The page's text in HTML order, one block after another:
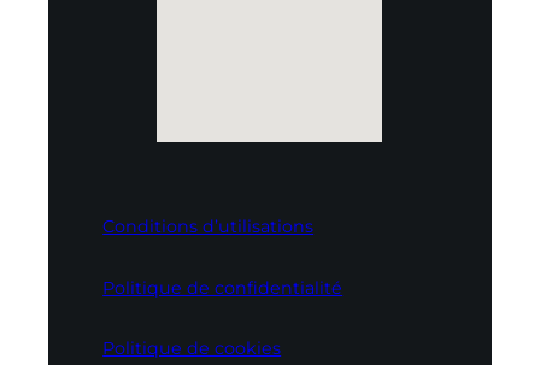
Conditions d’utilisations
Politique de confidentialité
Politique de cookies